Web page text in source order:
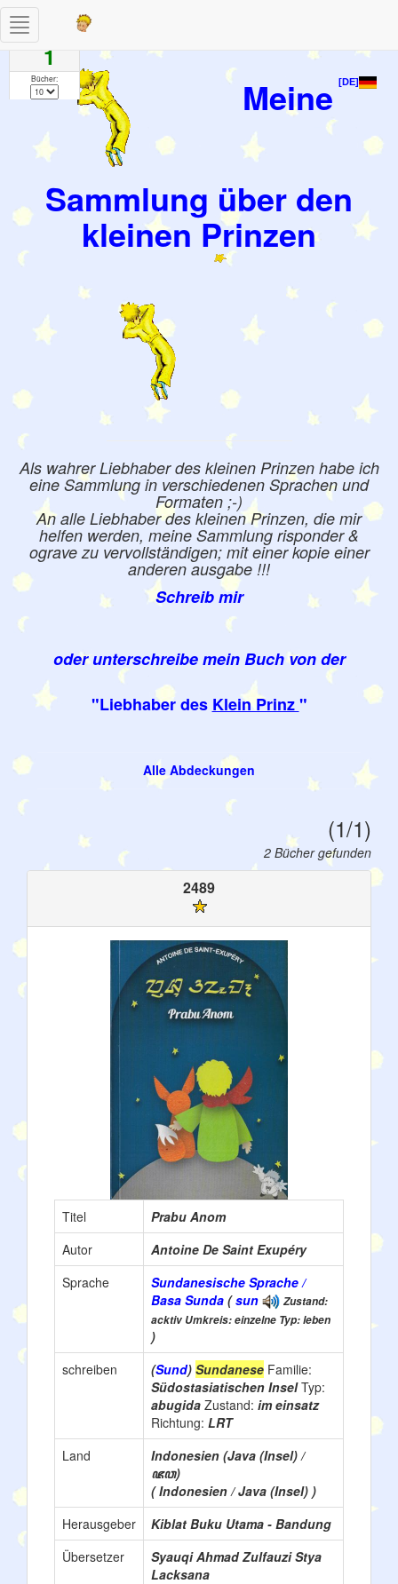
[DE]
Meine
Sammlung über den
kleinen Prinzen
Als wahrer Liebhaber des kleinen Prinzen habe ich
eine Sammlung in verschiedenen Sprachen und
Formaten ;-)
An alle Liebhaber des kleinen Prinzen, die mir
helfen werden, meine Sammlung risponder &
ograve zu vervollständigen; mit einer kopie einer
anderen ausgabe !!!
Schreib mir
oder unterschreibe mein Buch von der
"Liebhaber des Klein Prinz"
Alle Abdeckungen
Toggle
navigation
(1/1)
2 Bücher gefunden
Seiten
1
Bücher:
2489
Titel
Prabu Anom
Autor
Antoine De Saint Exupéry
Sprache
Sundanesische Sprache /
Basa Sunda (sun
Zustand:
acktiv Umkreis: einzelne Typ: leben
)
schreiben
(Sund) Sundanese Familie:
Südostasiatischen InselTyp:
abugida Zustand: im einsatz
Richtung: LRT
Land
Indonesien (Java (Insel) /
ꦗꦮ)
( Indonesien / Java (Insel) )
Herausgeber
Kiblat Buku Utama - Bandung
Übersetzer
Syauqi Ahmad Zulfauzi Stya
Lacksana